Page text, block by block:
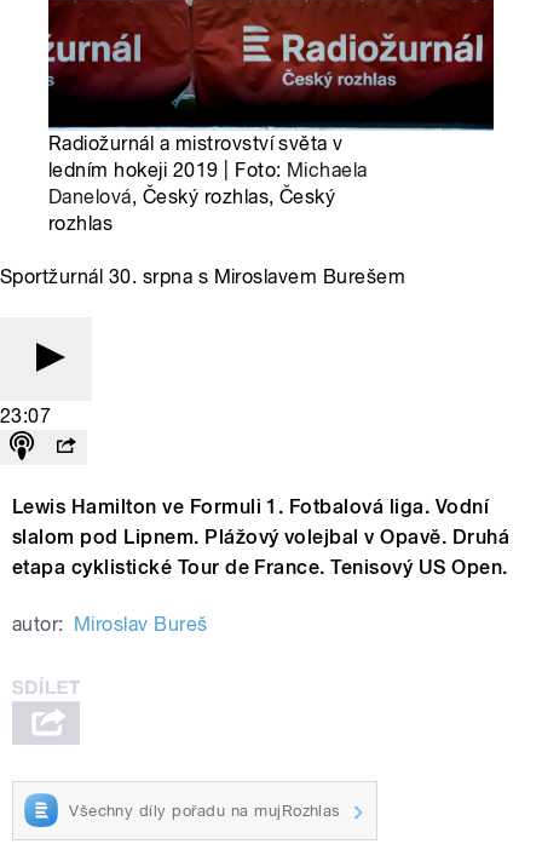
Radiožurnál a mistrovství světa v
ledním hokeji 2019 | Foto: Michaela
Danelová, Český rozhlas, Český
rozhlas
Sportžurnál 30. srpna s Miroslavem Burešem
23:07
Lewis Hamilton ve Formuli 1. Fotbalová liga. Vodní
slalom pod Lipnem. Plážový volejbal v Opavě. Druhá
etapa cyklistické Tour de France. Tenisový US Open.
autor: Miroslav Bureš
Všechny díly pořadu na mujRozhlas